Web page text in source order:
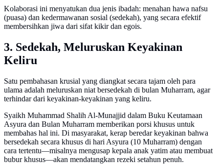
Kolaborasi ini menyatukan dua jenis ibadah: menahan hawa nafsu
(puasa) dan kedermawanan sosial (sedekah), yang secara efektif
membersihkan jiwa dari sifat kikir dan egois.
3. Sedekah, Meluruskan Keyakinan
Keliru
Satu pembahasan krusial yang diangkat secara tajam oleh para
ulama adalah meluruskan niat bersedekah di bulan Muharram, agar
terhindar dari keyakinan-keyakinan yang keliru.
Syaikh Muhammad Shalih Al-Munajjid dalam Buku Keutamaan
Asyura dan Bulan Muharram memberikan porsi khusus untuk
membahas hal ini. Di masyarakat, kerap beredar keyakinan bahwa
bersedekah secara khusus di hari Asyura (10 Muharram) dengan
cara tertentu—misalnya mengusap kepala anak yatim atau membuat
bubur khusus—akan mendatangkan rezeki setahun penuh.